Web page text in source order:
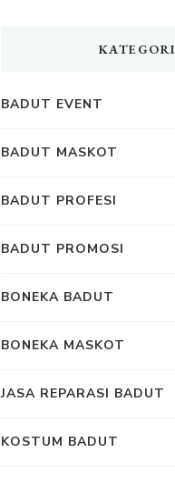
KATEGORI
BADUT EVENT
BADUT MASKOT
BADUT PROFESI
BADUT PROMOSI
BONEKA BADUT
BONEKA MASKOT
JASA REPARASI BADUT
KOSTUM BADUT